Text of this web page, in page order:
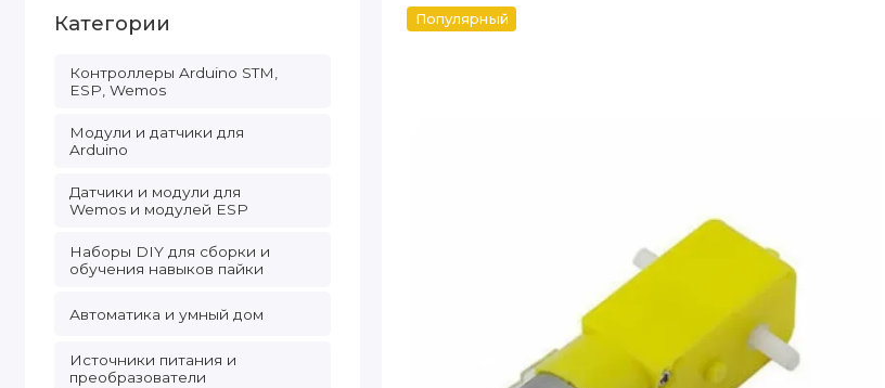
Категории
Контроллеры Arduino STM,
ESP, Wemos
Модули и датчики для
Arduino
Датчики и модули для
Wemos и модулей ESP
Наборы DIY для сборки и
обучения навыков пайки
Автоматика и умный дом
Источники питания и
преобразователи
Популярный